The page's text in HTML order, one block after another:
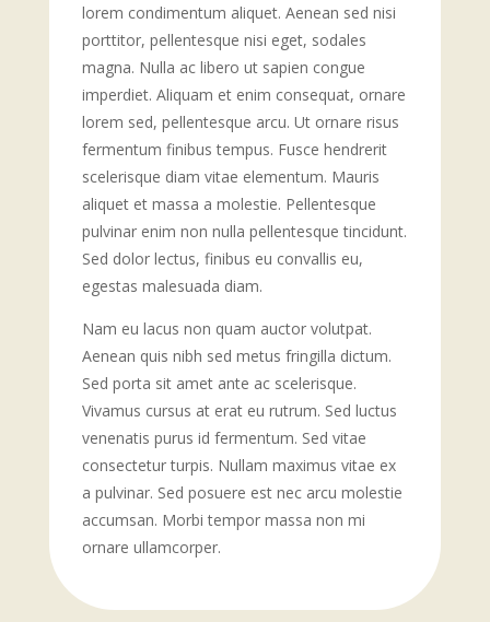
lorem condimentum aliquet. Aenean sed nisi
porttitor, pellentesque nisi eget, sodales
magna. Nulla ac libero ut sapien congue
imperdiet. Aliquam et enim consequat, ornare
lorem sed, pellentesque arcu. Ut ornare risus
fermentum finibus tempus. Fusce hendrerit
scelerisque diam vitae elementum. Mauris
aliquet et massa a molestie. Pellentesque
pulvinar enim non nulla pellentesque tincidunt.
Sed dolor lectus, finibus eu convallis eu,
egestas malesuada diam.
Nam eu lacus non quam auctor volutpat.
Aenean quis nibh sed metus fringilla dictum.
Sed porta sit amet ante ac scelerisque.
Vivamus cursus at erat eu rutrum. Sed luctus
venenatis purus id fermentum. Sed vitae
consectetur turpis. Nullam maximus vitae ex
a pulvinar. Sed posuere est nec arcu molestie
accumsan. Morbi tempor massa non mi
ornare ullamcorper.